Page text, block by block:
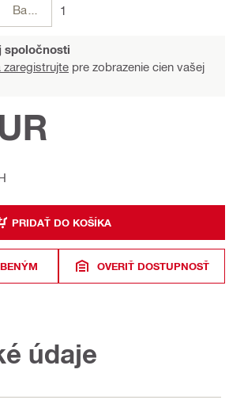
1
spoločnosti
zaregistrujte pre zobrazenie cien vašej
PRIDAŤ DO KOŠÍKA
OVERIŤ DOSTUPNOSŤ
údaje